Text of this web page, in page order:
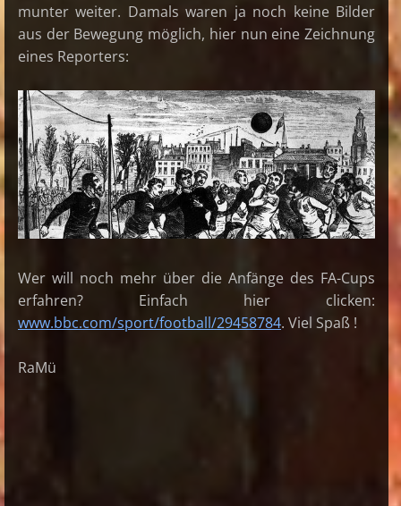
munter weiter. Damals waren ja noch keine Bilder
aus der Bewegung möglich, hier nun eine Zeichnung
eines Reporters:
Wer will noch mehr über die Anfänge des FA-Cups
erfahren? Einfach hier clicken:
www.bbc.com/sport/football/29458784. Viel Spaß !
RaMü